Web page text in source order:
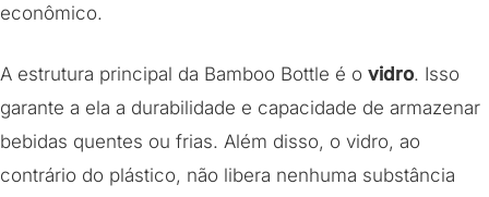
econômico.
A estrutura principal da Bamboo Bottle é o vidro. Isso
garante a ela a durabilidade e capacidade de armazenar
bebidas quentes ou frias. Além disso, o vidro, ao
contrário do plástico, não libera nenhuma substância